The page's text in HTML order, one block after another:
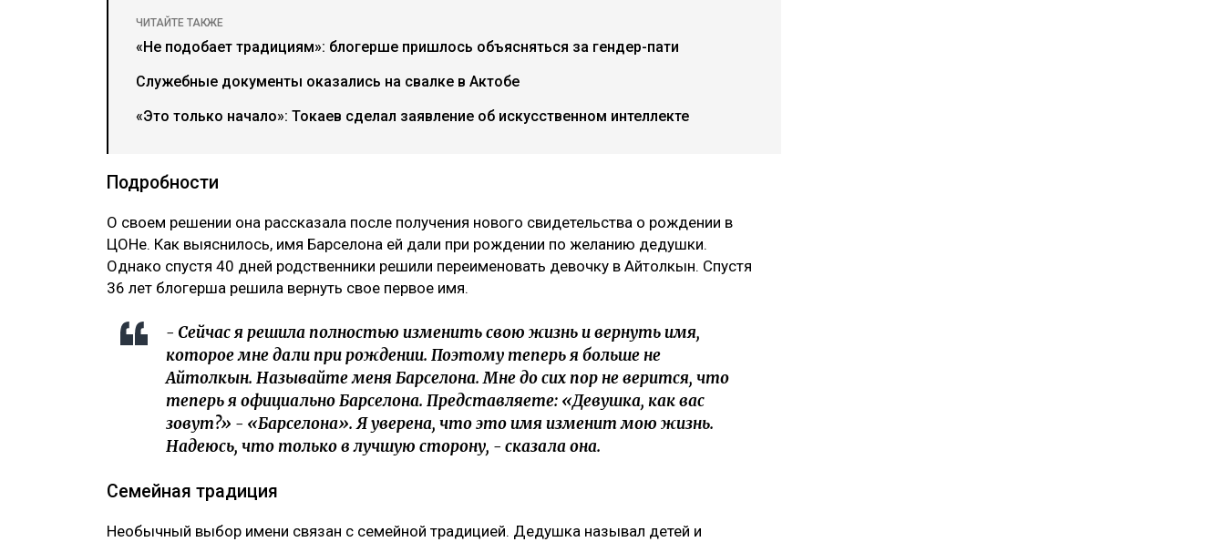
ЧИТАЙТЕ ТАКЖЕ
«Не подобает традициям»: блогерше пришлось объясняться за гендер-пати
Служебные документы оказались на свалке в Актобе
«Это только начало»: Токаев сделал заявление об искусственном интеллекте
Подробности
О своем решении она рассказала после получения нового свидетельства о рождении в
ЦОНе. Как выяснилось, имя Барселона ей дали при рождении по желанию дедушки.
Однако спустя 40 дней родственники решили переименовать девочку в Айтолкын. Спустя
36 лет блогерша решила вернуть свое первое имя.
- Сейчас я решила полностью изменить свою жизнь и вернуть имя,
которое мне дали при рождении. Поэтому теперь я больше не
Айтолкын. Называйте меня Барселона. Мне до сих пор не верится, что
теперь я официально Барселона. Представляете: «Девушка, как вас
зовут?» - «Барселона». Я уверена, что это имя изменит мою жизнь.
Надеюсь, что только в лучшую сторону, - сказала она.
Семейная традиция
Необычный выбор имени связан с семейной традицией. Дедушка называл детей и